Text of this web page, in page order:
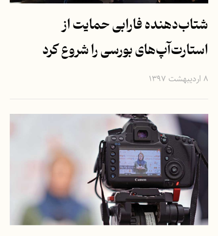
شتاب‌دهنده فارابی حمایت از
استارت‌آپ‌های بورسی را شروع کرد
۸ اردیبهشت ۱۳۹۷